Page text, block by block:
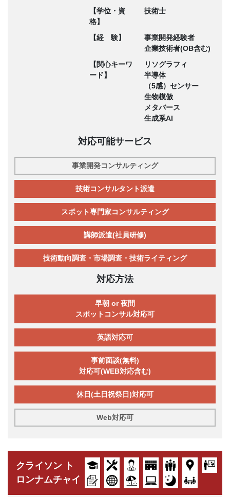
【学位・資
格】
技術士
【経 験】
事業開発経験者
企業技術者(OB含む)
【関心キーワ
ード】
リソグラフィ
半導体
（5感）センサー
生物模倣
メタバース
生成系AI
対応可能サービス
事業開発コンサルティング
技術コンサルタント派遣
スポット専門家コンサルティング
講師派遣(社員研修)
技術動向調査・市場調査・技術ライティング
対応方法
早朝 or 夜間
スポットコンサル対応可
英語対応可
事前面談(無料)
対応可(WEB対応含む)
休日(土日祝祭日)対応可
Web対応可
クライソン ト
ロンナムチャイ